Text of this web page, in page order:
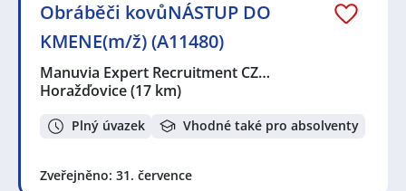
Obráběči kovůNÁSTUP DO
KMENE(m/ž) (A11480)
Manuvia Expert Recruitment CZ…
Horažďovice(17 km)
Plný úvazek Vhodné také pro absolventy
Zveřejněno: 31. července